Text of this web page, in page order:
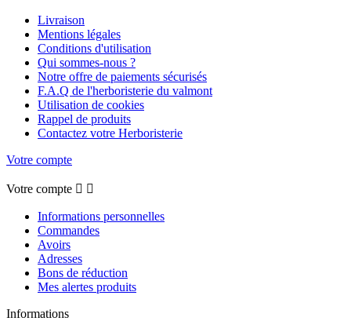
Livraison
Mentions légales
Conditions d'utilisation
Qui sommes-nous ?
Notre offre de paiements sécurisés
F.A.Q de l'herboristerie du valmont
Utilisation de cookies
Rappel de produits
Contactez votre Herboristerie
Votre compte
Votre compte  
Informations personnelles
Commandes
Avoirs
Adresses
Bons de réduction
Mes alertes produits
Informations